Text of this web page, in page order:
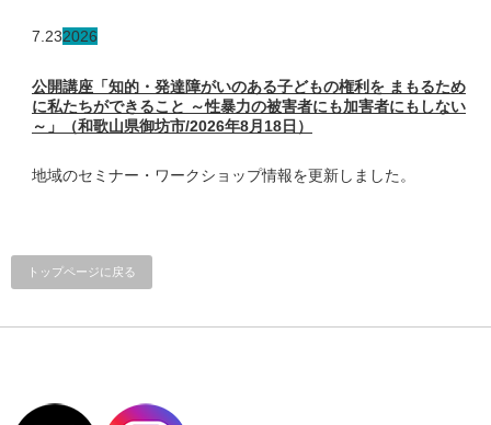
7.232026
公開講座「知的・発達障がいのある子どもの権利を まもるため
に私たちができること ～性暴力の被害者にも加害者にもしない
～」（和歌山県御坊市/2026年8月18日）
地域のセミナー・ワークショップ情報を更新しました。
トップページに戻る